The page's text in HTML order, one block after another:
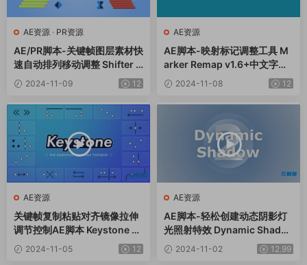
AE资源 · PR资源
AE/PR脚本-关键帧图层素材快
速自动排列移动调整 Shifter V
2.0.4+使用教程
2024-11-09 12
AE资源
AE脚本-映射标记调整工具 M
arker Remap v1.6+中文字幕
视频教程
2024-11-08 12
AE资源
关键帧复制粘贴对齐镜像拉伸
调节控制AE脚本 Keystone v
2.0.3+使用教程
2024-11-05 12
AE资源
AE脚本-轻松创建动态阴影灯
光照射特效 Dynamic Shado
w 3 v1.1+使用教程
2024-11-02 12.99